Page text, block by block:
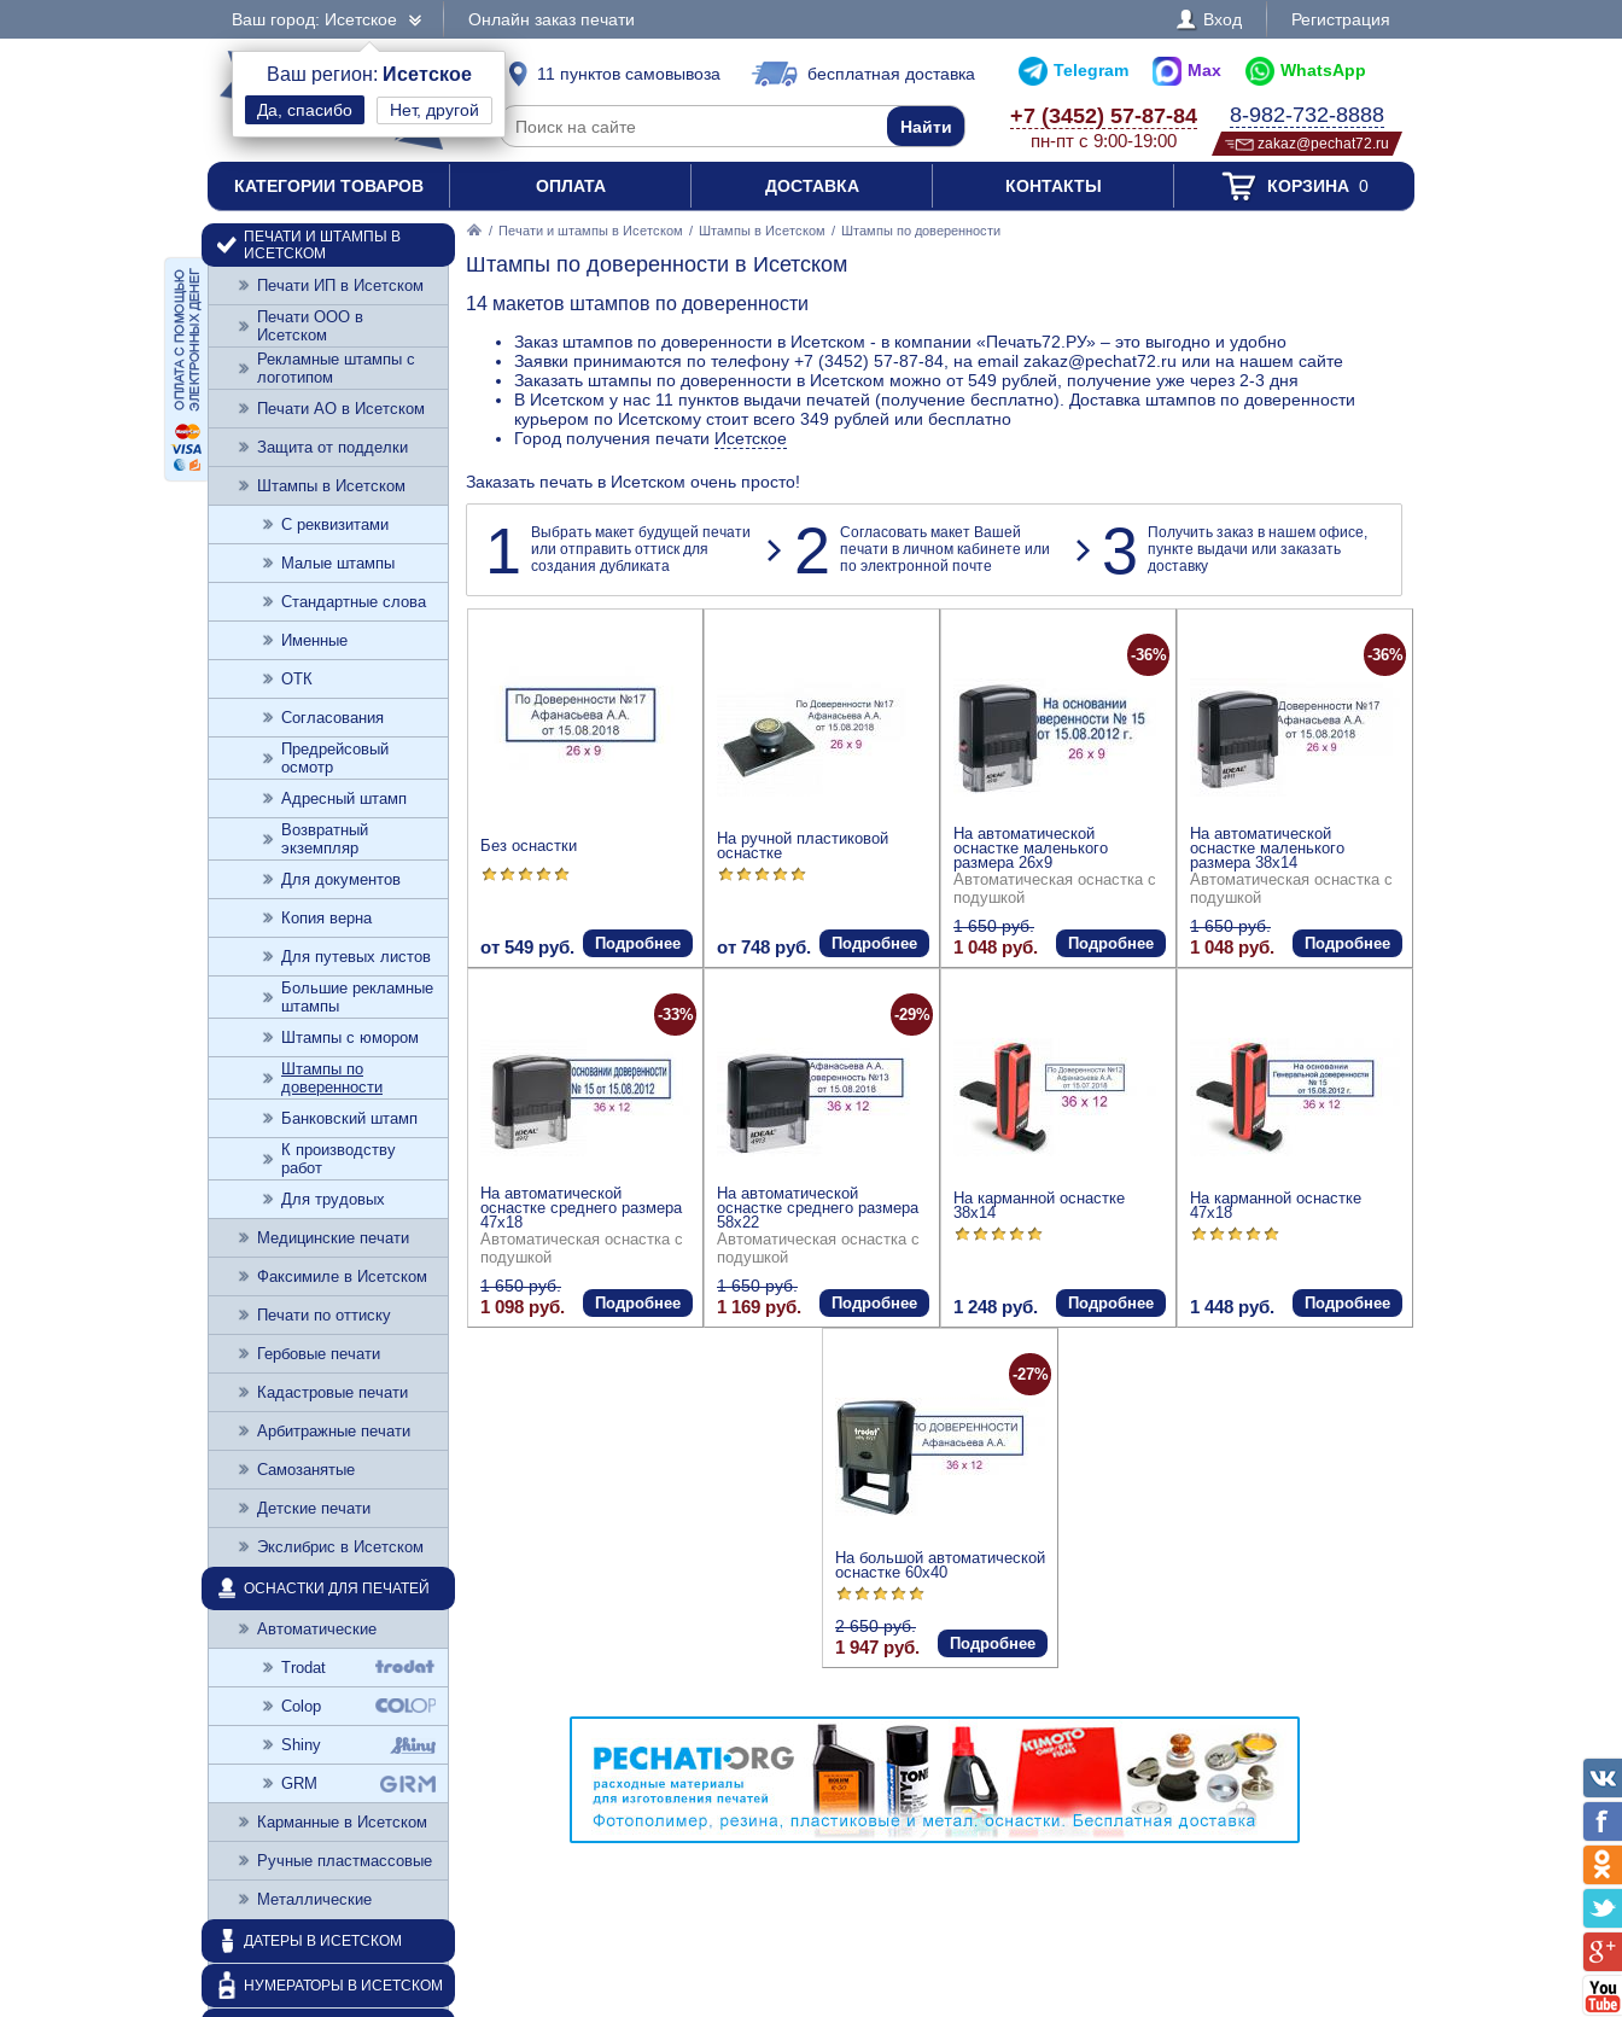
Ваш город: Исетское
Ваш регион: Исетское
Нет, другой
Онлайн заказ печати Вход Регистрация
интернет-магазин 11 пунктов самовывоза бесплатная доставка Telegram Max WhatsApp
+7 (3452) 57-87-84
пн-пт с 9:00-19:00
8-982-732-8888
zakaz@pechat72.ru
КАТЕГОРИИ ТОВАРОВ ОПЛАТА ДОСТАВКА КОНТАКТЫ КОРЗИНА0
/ Печати и штампы в Исетском / Штампы в Исетском / Штампы по доверенности
Штампы по доверенности в Исетском
14 макетов штампов по доверенности
Заказ штампов по доверенности в Исетском - в компании «Печать72.РУ» – это выгодно и удобно
Заявки принимаются по телефону +7 (3452) 57-87-84, на email zakaz@pechat72.ru или на нашем сайте
Заказать штампы по доверенности в Исетском можно от 549 рублей, получение уже через 2-3 дня
В Исетском у нас 11 пунктов выдачи печатей (получение бесплатно). Доставка штампов по доверенности
курьером по Исетскому стоит всего 349 рублей или бесплатно
Город получения печати Исетское
Заказать печать в Исетском очень просто!
1
Выбрать макет будущей печати
или отправить оттиск для
создания дубликата
2
Согласовать макет Вашей
печати в личном кабинете или
по электронной почте
3
Получить заказ в нашем офисе,
пункте выдачи или заказать
доставку
Без оснастки
от 549 руб. Подробнее
На ручной пластиковой
оснастке
от 748 руб. Подробнее
На автоматической
оснастке маленького
размера 26x9
Автоматическая оснастка с
подушкой
1 650 руб.
1 048 руб.
-36%
Подробнее
На автоматической
оснастке маленького
размера 38x14
Автоматическая оснастка с
подушкой
1 650 руб.
1 048 руб.
-36%
Подробнее
На автоматической
оснастке среднего размера
47x18
Автоматическая оснастка с
подушкой
1 650 руб.
1 098 руб.
-33%
Подробнее
На автоматической
оснастке среднего размера
58x22
Автоматическая оснастка с
подушкой
1 650 руб.
1 169 руб.
-29%
Подробнее
На карманной оснастке
38x14
1 248 руб. Подробнее
На карманной оснастке
47x18
1 448 руб. Подробнее
На большой автоматической
оснастке 60x40
2 650 руб.
1 947 руб.
-27%
Подробнее
ПЕЧАТИ И ШТАМПЫ В
ИСЕТСКОМ
Печати ИП в Исетском
Печати ООО в
Исетском
Рекламные штампы с
логотипом
Печати АО в Исетском
Защита от подделки
Штампы в Исетском
С реквизитами
Малые штампы
Стандартные слова
Именные
ОТК
Согласования
Предрейсовый
осмотр
Адресный штамп
Возвратный
экземпляр
Для документов
Копия верна
Для путевых листов
Большие рекламные
штампы
Штампы с юмором
Штампы по
доверенности
Банковский штамп
К производству
работ
Для трудовых
Медицинские печати
Факсимиле в Исетском
Печати по оттиску
Гербовые печати
Кадастровые печати
Арбитражные печати
Самозанятые
Детские печати
Экслибрис в Исетском
ОСНАСТКИ ДЛЯ ПЕЧАТЕЙ
Автоматические
Trodat
Colop
Shiny
GRM
Карманные в Исетском
Ручные пластмассовые
Металлические
ДАТЕРЫ В ИСЕТСКОМ
НУМЕРАТОРЫ В ИСЕТСКОМ